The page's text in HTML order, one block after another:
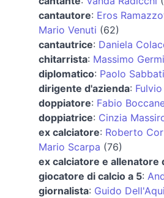
cantautore: Eros
Mario Venuti (62)
cantautrice: Daniela
chitarrista: Massimo
diplomatico: Paolo
dirigente d'azienda:
doppiatore: Fabio
doppiatrice: Cinzia
ex calciatore: Roberto
Mario Scarpa (76)
ex calciatore e allenatore
giocatore di calcio a 5:
giornalista: Guido